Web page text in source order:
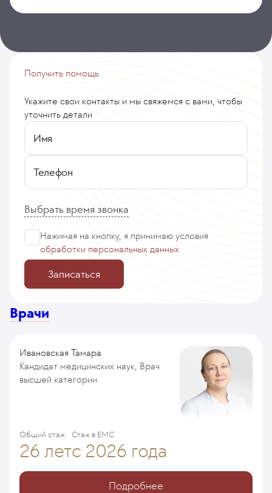
Получить помощь
Укажите свои контакты и мы свяжемся с вами, чтобы
уточнить детали
Имя
Телефон
Выбрать время звонка
Нажимая на кнопку, я принимаю условия
обработки персональных данных
Записаться
Врачи
Ивановская Тамара
Кандидат медицинских наук, Врач
высшей категории
Общий стаж
26 лет
Стаж в ЕМС
с 2026 года
Подробнее